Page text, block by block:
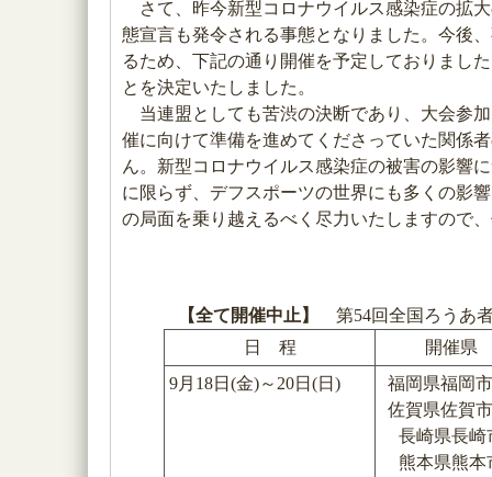
さて、昨今新型コロナウイルス感染症の拡
態宣言も発令される事態となりました。今後
るため、下記の通り開催を予定しておりまし
とを決定いたしました。
当連盟としても苦渋の決断であり、大会参
催に向けて準備を進めてくださっていた関係
ん。新型コロナウイルス感染症の被害の影響
に限らず、デフスポーツの世界にも多くの影
の局面を乗り越えるべく尽力いたしますので
【全て開催中止】
第54回全国ろうあ
日 程
開催県
9月18日(金)～20日(日)
福岡県福岡
佐賀県佐賀
長崎県長崎
熊本県熊本